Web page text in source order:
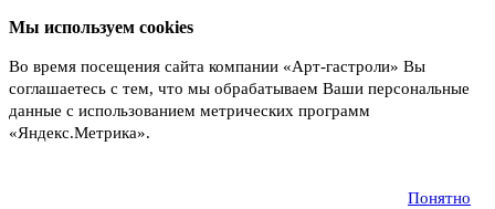
Мы используем cookies
Во время посещения сайта компании «Арт-гастроли» Вы
соглашаетесь с тем, что мы обрабатываем Ваши персональные
данные с использованием метрических программ
«Яндекс.Метрика».
Понятно